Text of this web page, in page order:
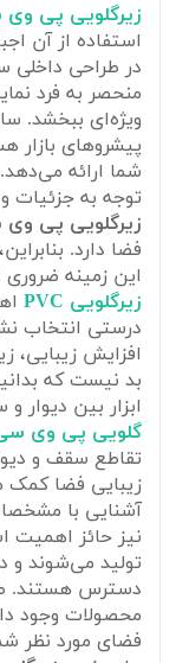
زیرگلویی پی
استفاده از آن
در طراحی داخلی
منحصر به فرد
ویژه‌ای ببخشد.
پیشروهای بازار
شما ارائه می‌دهد.
توجه به جزئیات و
زیرگلویی پی
فضا دارد.
این زمینه
زیرگلویی PVC
درستی انتخاب
افزایش زیبایی،
بد نیست که
ابزار بین
گلویی پی وی
تقاطع سقف و
زیبایی فضا کمک
آشنایی با
نیز حائز اهمیت
تولید می‌شوند و
دسترس هستند.
محصولات وجود
فضای مورد نظر